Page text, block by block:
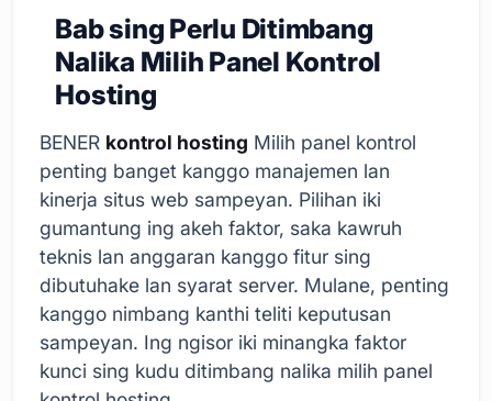
Bab sing Perlu Ditimbang
Nalika Milih Panel Kontrol
Hosting
BENER kontrol hosting Milih panel kontrol
penting banget kanggo manajemen lan
kinerja situs web sampeyan. Pilihan iki
gumantung ing akeh faktor, saka kawruh
teknis lan anggaran kanggo fitur sing
dibutuhake lan syarat server. Mulane, penting
kanggo nimbang kanthi teliti keputusan
sampeyan. Ing ngisor iki minangka faktor
kunci sing kudu ditimbang nalika milih panel